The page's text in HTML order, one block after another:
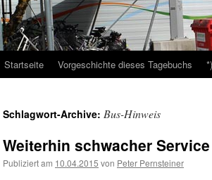
Zum
springen
Startseite Vorgeschichte dieses Tagebuchs
Schlagwort-Archive: Bus-Hinweis
Weiterhin schwacher
Publiziert am 10.04.2015 von Peter Pernsteiner